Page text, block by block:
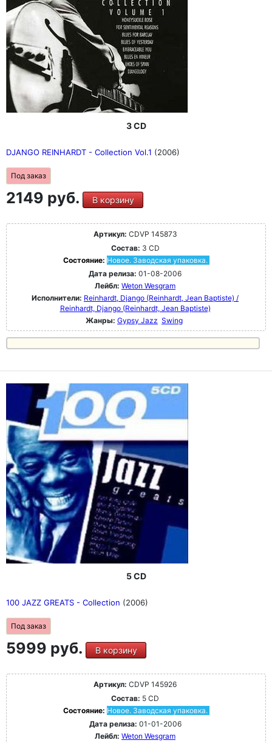
3 CD
DJANGO REINHARDT - Collection Vol.1 (2006)
Под заказ
2149 руб. В корзину
Артикул: CDVP 145873
Состав: 3 CD
Состояние: Новое. Заводская упаковка.
Дата релиза: 01-08-2006
Лейбл: Weton Wesgram
Исполнители: Reinhardt, Django (Reinhardt, Jean Baptiste) /
Reinhardt, Django (Reinhardt, Jean Baptiste)
Жанры: Gypsy Jazz Swing
5 CD
100 JAZZ GREATS - Collection (2006)
Под заказ
5999 руб. В корзину
Артикул: CDVP 145926
Состав: 5 CD
Состояние: Новое. Заводская упаковка.
Дата релиза: 01-01-2006
Лейбл: Weton Wesgram